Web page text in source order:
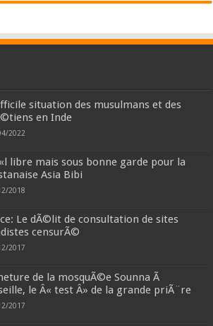
situation des musulmans et des
en Inde
2022
libre mais sous bonne garde pour la
Asia Bibi
2018
Le dÃ©lit de consultation de sites
censurÃ©
2017
de la mosquÃ©e Sounna Ã
le Â« test Â» de la grande priÃ¨re
2017